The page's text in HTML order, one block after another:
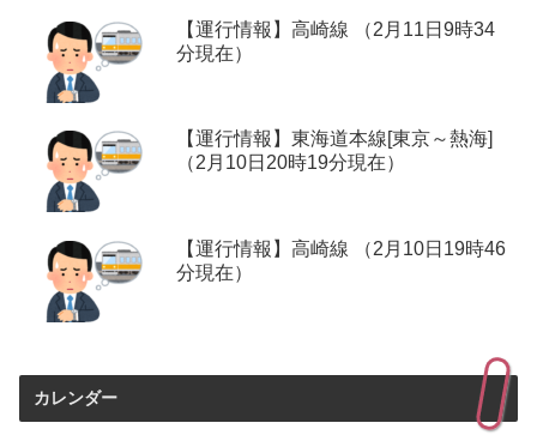
【運行情報】高崎線 （2月11日9時34
分現在）
【運行情報】東海道本線[東京～熱海]
（2月10日20時19分現在）
【運行情報】高崎線 （2月10日19時46
分現在）
カレンダー